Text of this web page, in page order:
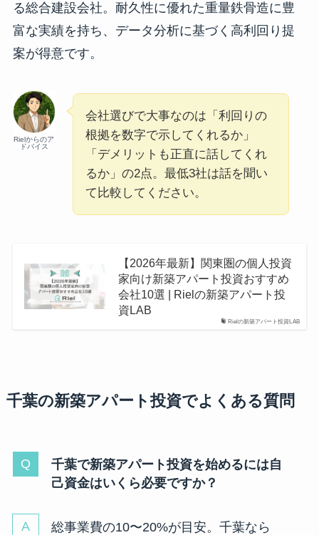
る総合建設会社。耐久性に優れた重量鉄骨造に豊
富な実績を持ち、データ分析に基づく高利回り提
案が得意です。
Rielからのア
ドバイス
会社選びで大事なのは「利回りの
根拠を数字で示してくれるか」
「デメリットも正直に話してくれ
るか」の2点。最低3社は話を聞い
て比較してください。
Rielの新築アパート投資LAB
【2026年最新】関東圏の個人投資
家向け新築アパート投資おすすめ
会社10選 | Rielの新築アパート投
資LAB
千葉の新築アパート投資でよくある質問
千葉で新築アパート投資を始めるには自
己資金はいくら必要ですか？
総事業費の10〜20%が目安。千葉なら